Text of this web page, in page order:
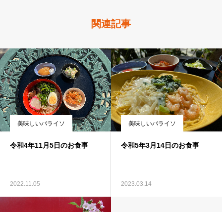
関連記事
美味しいパライソ
令和4年11月5日のお食事
2022.11.05
美味しいパライソ
令和5年3月14日のお食事
2023.03.14